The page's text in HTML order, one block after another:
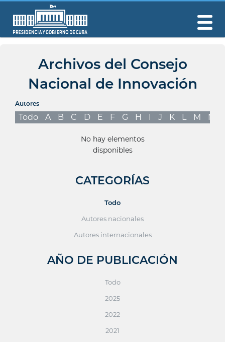
Archivos del Consejo
Nacional de Innovación
Autores
Todo A B C D E F G H I J K L M N
No hay elementos
disponibles
CATEGORÍAS
Todo
Autores nacionales
Autores internacionales
AÑO DE PUBLICACIÓN
Todo
2025
2022
2021